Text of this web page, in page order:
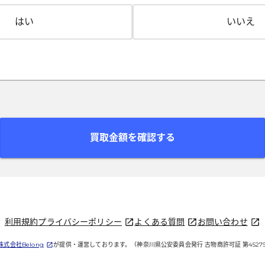
はい いいえ
買取金額を確認する
利用規約プライバシーポリシー
（新しいタブで開く） よくある質問
（新しいタブで開く）お問い合わせ
（新しいタブで開
式会社Belong
新しいタブで開く）
が提供・運営しております。 （神奈川県公安委員会発行 古物商許可証 第